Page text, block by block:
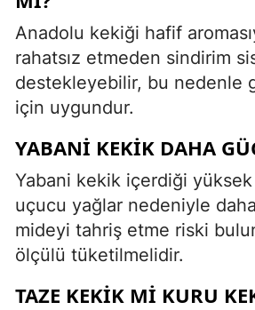
Anadolu kekiği hafif
rahatsız etmeden sindirim
destekleyebilir, bu nedenle
için uygundur.
YABANI KEKIK DAHA
Yabani kekik içerdiği
uçucu yağlar nedeniyle
mideyi tahriş etme riski
ölçülü tüketilmelidir.
TAZE KEKIK MI KURU